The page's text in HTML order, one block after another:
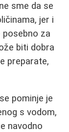
sme da se
jer i
posebno za
biti dobra
preparate,
pominje je
s vodom,
navodno